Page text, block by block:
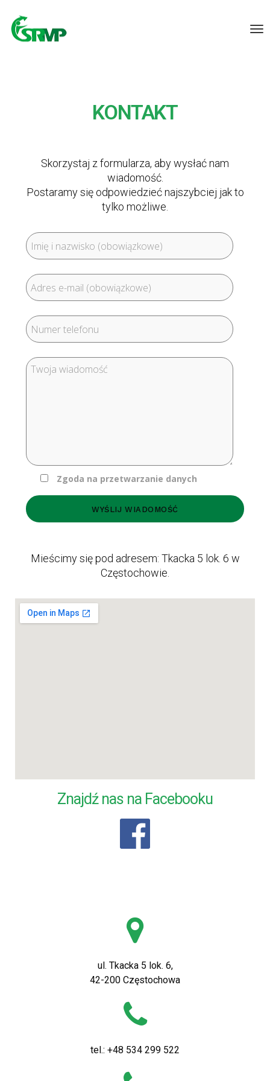
KONTAKT
Skorzystaj z formularza, aby wysłać nam
wiadomość.
Postaramy się odpowiedzieć najszybciej jak to
tylko możliwe.
Zgoda na przetwarzanie danych
Mieścimy się pod adresem: Tkacka 5 lok. 6 w
Częstochowie.
Znajdź nas na Facebooku
ul. Tkacka 5 lok. 6,
42-200 Częstochowa
tel.: +48 534 299 522